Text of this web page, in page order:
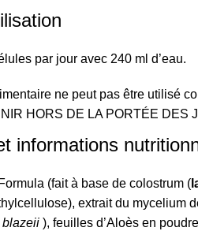
par jour avec 240 ml d’eau.
ne peut pas être utilisé
HORS DE LA PORTÉE DES
informations
(fait à base de colostrum (
extrait du mycelium
blazeii ), feuilles d’Aloès en